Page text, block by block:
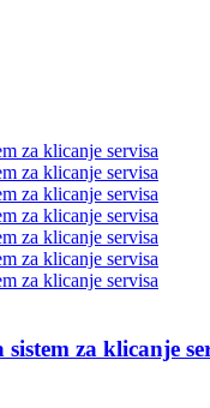
za klicanje